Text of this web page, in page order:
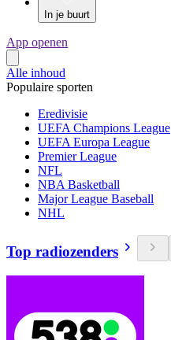
In je buurt
App openen
Alle inhoud
Populaire sporten
Eredivisie
UEFA Champions League
UEFA Europa League
Premier League
NFL
NBA Basketball
Major League Baseball
NHL
Top radiozenders